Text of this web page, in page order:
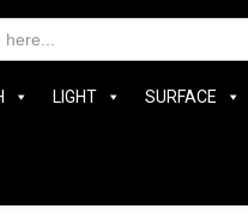
Search
LIGHT SURFACE